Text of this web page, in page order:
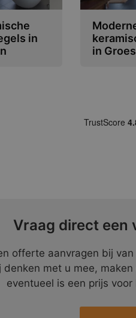
in
in
Vraag direct een
offerte aanvragen bij
denken met u mee,
eventueel is een prijs